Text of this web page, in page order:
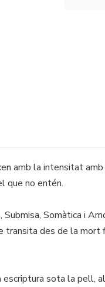
amb la intensitat amb
que no entén.
Somàtica i
transita des de la
sota la pell,